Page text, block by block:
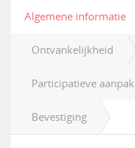
Algemene informatie
Ontvankelijkheid
Participatieve aanpak
Bevestiging